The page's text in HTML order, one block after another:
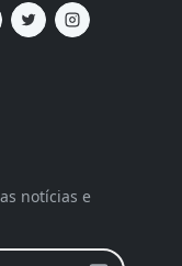
notícias e